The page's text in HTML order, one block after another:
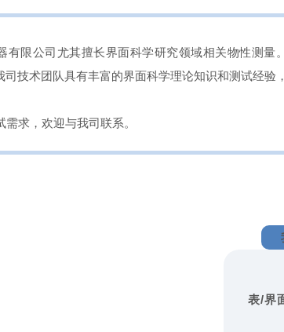
有限公司尤其擅长界面科学研究领域相关物性测
司技术团队具有丰富的界面科学理论知识和测试经
求，欢迎与我司联系。
表/界